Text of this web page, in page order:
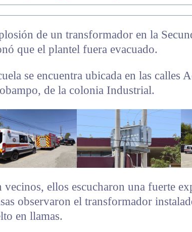
de un transformador en la
que el plantel fuera evacuado.
se encuentra ubicada en las calles
de la colonia Industrial.
vecinos, ellos escucharon una fuerte
observaron el transformador
en llamas.